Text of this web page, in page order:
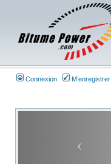
Connexion M’enregistrer